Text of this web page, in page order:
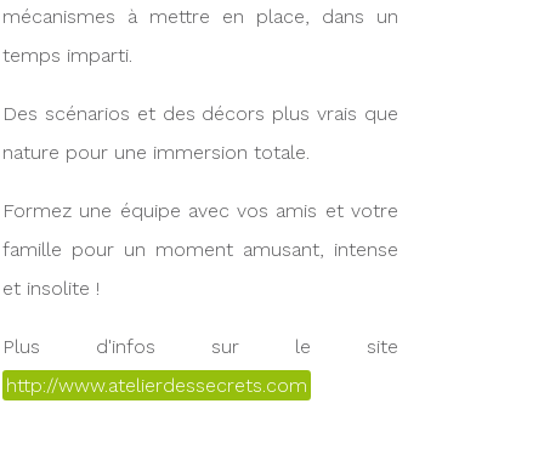
mécanismes à mettre en place, dans un
temps imparti.
Des scénarios et des décors plus vrais que
nature pour une immersion totale.
Formez une équipe avec vos amis et votre
famille pour un moment amusant, intense
et insolite !
Plus d'infos sur le site
http://www.atelierdessecrets.com